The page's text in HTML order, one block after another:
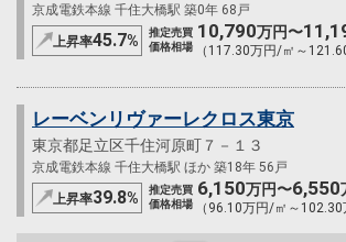
京成電鉄本線 千住大橋駅 築0年 68戸
上昇率45.7%
推定売買
価格相場
10,790万円〜
（117.30万円/㎡～
レーベンリヴァーレクロス東京
東京都足立区千住河原町７－１３
京成電鉄本線 千住大橋駅 ほか 築18年 56戸
上昇率39.8%
推定売買
価格相場
6,150万円〜6,550
（96.10万円/㎡～102.30